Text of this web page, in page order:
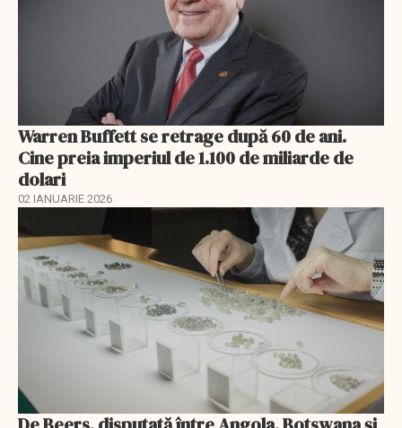
Warren Buffett se retrage după 60 de ani.
Cine preia imperiul de 1.100 de miliarde de
dolari
02 IANUARIE 2026